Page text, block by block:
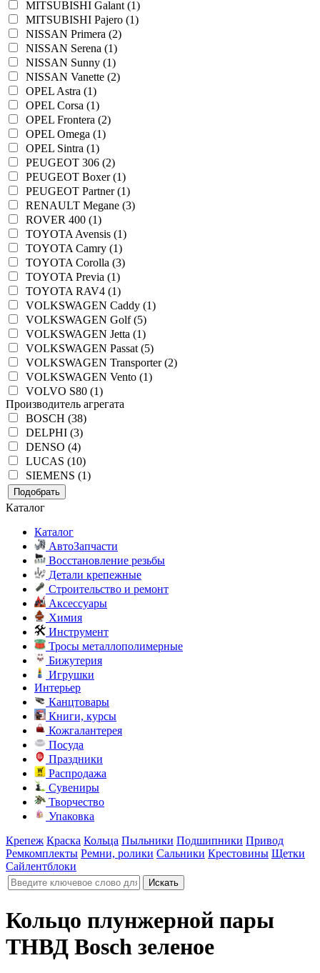
MITSUBISHI Galant (1)
MITSUBISHI Pajero (1)
NISSAN Primera (2)
NISSAN Serena (1)
NISSAN Sunny (1)
NISSAN Vanette (2)
OPEL Astra (1)
OPEL Corsa (1)
OPEL Frontera (2)
OPEL Omega (1)
OPEL Sintra (1)
PEUGEOT 306 (2)
PEUGEOT Boxer (1)
PEUGEOT Partner (1)
RENAULT Megane (3)
ROVER 400 (1)
TOYOTA Avensis (1)
TOYOTA Camry (1)
TOYOTA Corolla (3)
TOYOTA Previa (1)
TOYOTA RAV4 (1)
VOLKSWAGEN Caddy (1)
VOLKSWAGEN Golf (5)
VOLKSWAGEN Jetta (1)
VOLKSWAGEN Passat (5)
VOLKSWAGEN Transporter (2)
VOLKSWAGEN Vento (1)
VOLVO S80 (1)
Производитель агрегата
BOSCH (38)
DELPHI (3)
DENSO (4)
LUCAS (10)
SIEMENS (1)
Подобрать
Каталог
Каталог
АвтоЗапчасти
Восстановление резьбы
Детали крепежные
Строительство и ремонт
Аксессуары
Химия
Инструмент
Тросы металлополимерные
Бижутерия
Игрушки
Интерьер
Канцтовары
Книги, курсы
Кожгалантерея
Посуда
Праздники
Распродажа
Сувениры
Творчество
Упаковка
Крепеж Краска Кольца Пыльники Подшипники Привод
Ремкомплекты Ремни, ролики Сальники Крестовины Щетки
Сайлентблоки
Кольцо плунжерной пары
ТНВД Bosch зеленое